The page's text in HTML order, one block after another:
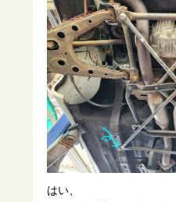
はい、